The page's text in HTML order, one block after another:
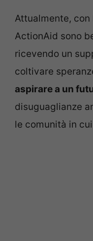
Attualmente,
ActionAid sono
ricevendo un
coltivare
aspirare a un
disuguaglianze
le comunità in